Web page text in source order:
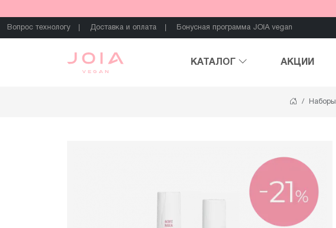
Вопрос технологу Доставка и оплата Бонусная программа JOIA vegan
КАТАЛОГ АКЦИИ
Наборы